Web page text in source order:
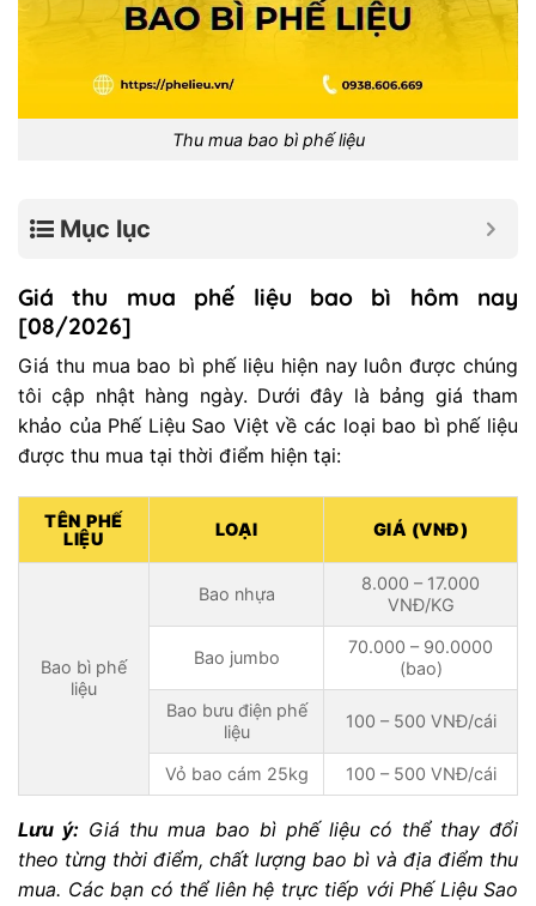
Thu mua bao bì phế liệu
Mục lục
Giá thu mua phế liệu bao bì hôm nay
[08/2026]
Giá thu mua bao bì phế liệu hiện nay luôn được chúng
tôi cập nhật hàng ngày. Dưới đây là bảng giá tham
khảo của Phế Liệu Sao Việt về các loại bao bì phế liệu
được thu mua tại thời điểm hiện tại:
TÊN PHẾ
LIỆU
LOẠI GIÁ (VNĐ)
Bao bì phế
liệu
Bao nhựa
8.000 – 17.000
VNĐ/KG
Bao jumbo
70.000 – 90.0000
(bao)
Bao bưu điện phế
liệu
100 – 500 VNĐ/cái
Vỏ bao cám 25kg 100 – 500 VNĐ/cái
Lưu ý: Giá thu mua bao bì phế liệu có thể thay đổi
theo từng thời điểm, chất lượng bao bì và địa điểm thu
mua. Các bạn có thể liên hệ trực tiếp với Phế Liệu Sao